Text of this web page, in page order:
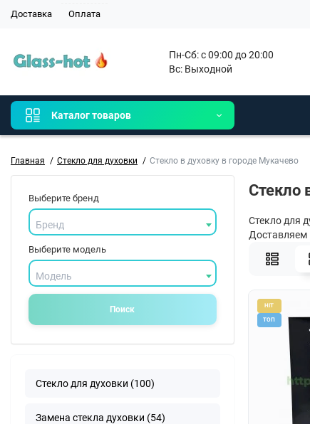
Доставка Оплата
Пн-Сб: с 09:00 до 20:00
Вс: Выходной
Каталог товаров
Главная Стекло для духовки Стекло в духовку в городе Мукачево
Выберите бренд
Бренд
Выберите модель
Модель
Поиск
Стекло для духовки (100)
Замена стекла духовки (54)
Стекло
Стекло для
Доставляем
HIT
ТОП